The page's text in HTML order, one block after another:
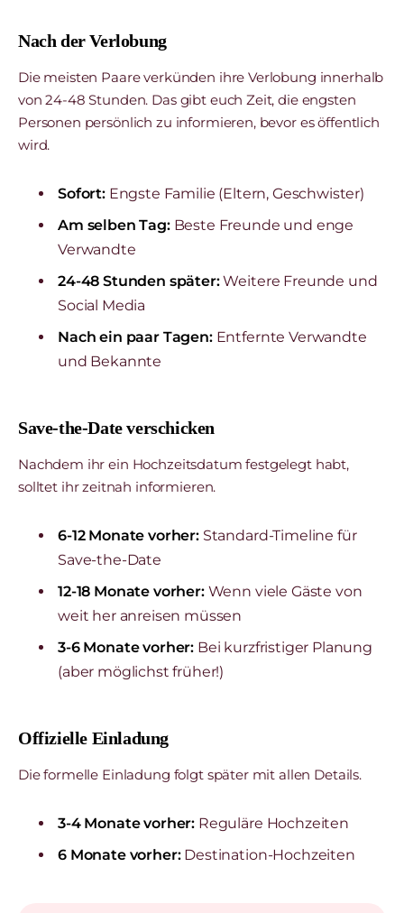
Nach der Verlobung
Die meisten Paare verkünden ihre Verlobung innerhalb
von 24-48 Stunden. Das gibt euch Zeit, die engsten
Personen persönlich zu informieren, bevor es öffentlich
wird.
Sofort:Engste Familie (Eltern, Geschwister)
Am selben Tag:Beste Freunde und enge
Verwandte
24-48 Stunden später:Weitere Freunde und
Social Media
Nach ein paar Tagen:Entfernte Verwandte
und Bekannte
Save-the-Date verschicken
Nachdem ihr ein Hochzeitsdatum festgelegt habt,
solltet ihr zeitnah informieren.
6-12 Monate vorher:Standard-Timeline für
Save-the-Date
12-18 Monate vorher:Wenn viele Gäste von
weit her anreisen müssen
3-6 Monate vorher: Bei kurzfristiger Planung
(aber möglichst früher!)
Offizielle Einladung
Die formelle Einladung folgt später mit allen Details.
3-4 Monate vorher: Reguläre Hochzeiten
6 Monate vorher:Destination-Hochzeiten